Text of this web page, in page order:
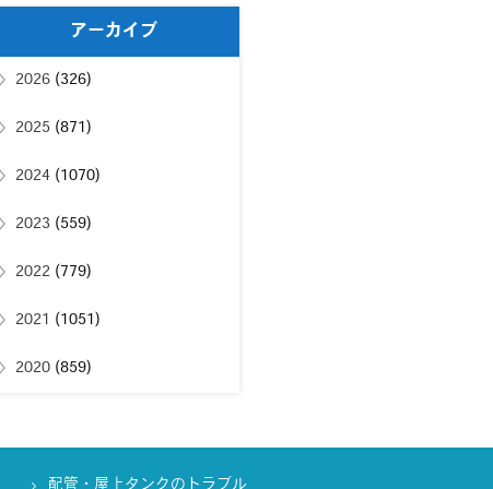
アーカイブ
2026(326)
2025 (871)
2024(1070)
2023 (559)
2022(779)
2021 (1051)
2020(859)
配管・屋上タンクのトラブル